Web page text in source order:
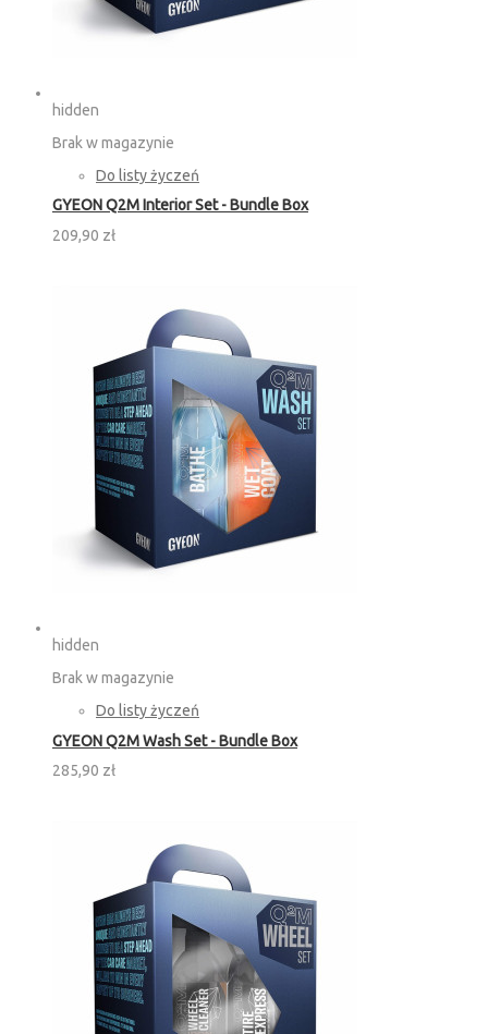
hidden
Brak w magazynie
Do listy życzeń
GYEON Q2M Interior Set - Bundle Box
209,90 zł
hidden
Brak w magazynie
Do listy życzeń
GYEON Q2M Wash Set - Bundle Box
285,90 zł